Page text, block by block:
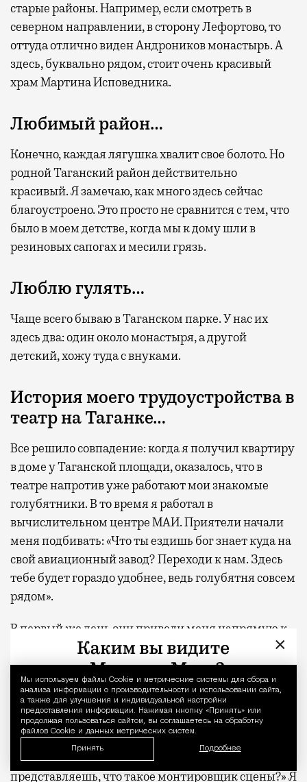
Уведомление
Мы используем файлы Сookie и метрические системы для сбора и
анализа информации о производительности и использовании сайта,
а также для улучшения и индивидуальной настройки
предоставления информации. Нажимая кнопку «Принять» или
продолжая пользоваться сайтом, вы соглашаетесь на обработку
файлов Cookie и данных метрических систем.
Принять Подробнее
старые районы. Например, если смотреть в
северном направлении, в сторону Лефортово, то
оттуда отлично виден Андроников монастырь. А
здесь, буквально рядом, стоит очень красивый
храм Мартина Исповедника.
Любимый район…
Конечно, каждая лягушка хвалит свое болото. Но
родной Таганский район действительно
красивый. Я замечаю, как много здесь сейчас
благоустроено. Это просто не сравнится с тем, что
было в моем детстве, когда мы к дому шли в
резиновых сапогах и месили грязь.
Люблю гулять…
Чаще всего бываю в Таганском парке. У нас их
здесь два: один около монастыря, а другой
детский, хожу туда с внуками.
История моего трудоустройства в
театр на Таганке…
Все решило совпадение: когда я получил квартиру
в доме у Таганской площади, оказалось, что в
театре напротив уже работают мои знакомые
голубятники. В то время я работал в
вычислительном центре МАИ. Приятели начали
меня подбивать: «Что ты ездишь бог знает куда на
свой авиационный завод? Переходи к нам. Здесь
тебе будет гораздо удобнее, ведь голубятня совсем
рядом».
В первый же день они привели меня напрямую к
художественному руководителю Николаю
Губенко: «Николай Николаевич, вот наш товарищ,
отличный человек, хочет работать у нас в
бригаде». Губенко открыл мою трудовую книжку,
посмотрел на записи и удивился — там значились
только инженерные должности: конструктор,
инженер. Он с улыбкой спросил: «А ты хоть
представляешь, что такое монтировщик сцены?» Я
×